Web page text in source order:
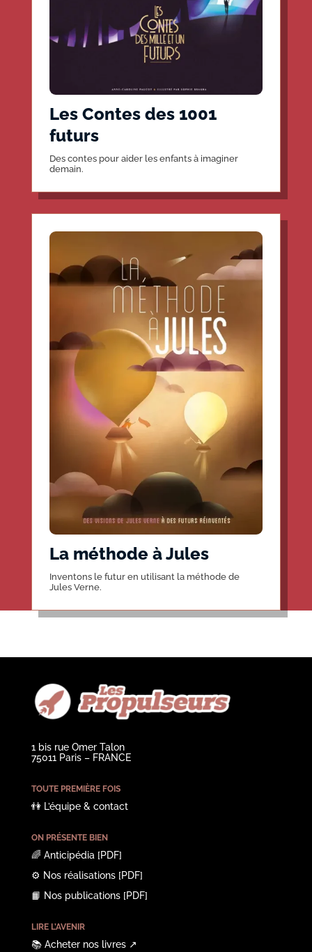
Les Contes des 1001
futurs
Des contes pour aider les enfants à imaginer
demain.
La méthode à Jules
Inventons le futur en utilisant la méthode de
Jules Verne.
1 bis rue Omer Talon
75011 Paris – FRANCE
TOUTE PREMIÈRE FOIS
👫 L’équipe & contact
ON PRÉSENTE BIEN
🌈 Anticipédia[PDF]
⚙️ Nos réalisations[PDF]
📙 Nos publications[PDF]
LIRE L’AVENIR
📚 Acheter nos livres↗︎